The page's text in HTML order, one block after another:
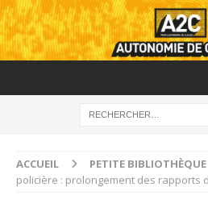
ACCUEIL PETITE BIBLIOTHÈQUE
policière : prolongement des rapports